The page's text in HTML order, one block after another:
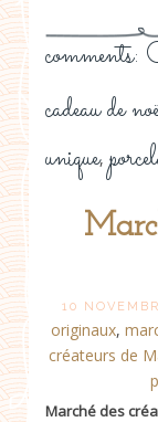
comments:
cadeau de
unique,
10
originaux,
créateurs de
Marché des